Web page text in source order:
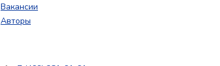
Вакансии
Авторы